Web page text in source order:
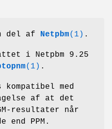
del af Netpbm(1) .
i Netpbm 9.25
(1) .
med
af at det
resultater når
end PPM.